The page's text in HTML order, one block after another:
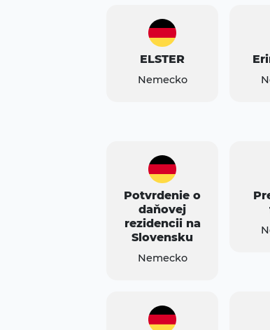
ELSTER
Nemecko
Potvrdenie o
daňovej
rezidencii na
Slovensku
Nemecko